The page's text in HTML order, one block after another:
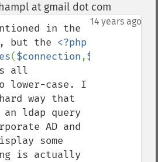
at gmail dot com
14 years ago
in the
but the <?php
($connection,$result
all
lower-case. I
way that
ldap query
AD and
some
is actually